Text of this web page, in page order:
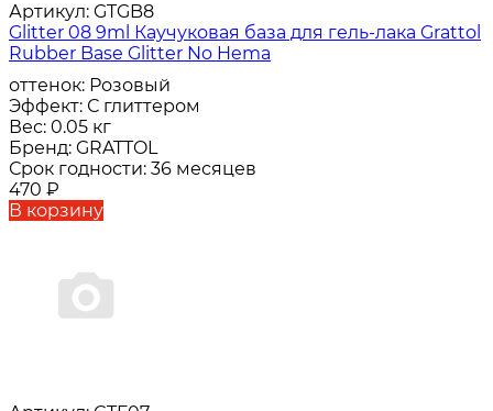
Артикул: GTGB8
Glitter 08 9ml Каучуковая база для гель-лака Grattol
Rubber Base Glitter No Hema
оттенок: Розовый
Эффект: С глиттером
Вес: 0.05 кг
Бренд: GRATTOL
Срок годности: 36 месяцев
470 ₽
В корзину